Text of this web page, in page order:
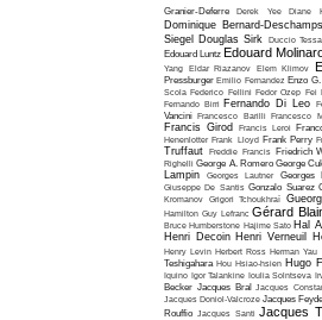
Granier-Deferre
Derek Yee Diane
Dominique Bernard-
Siegel
Douglas Sirk Duccio
Edouard Luntz Edouard
Yang Eldar Riazanov Elem Klimov
Pressburger Emilio Fernandez Enzo
Scola Federico Fellini Fedor Ozep Fei
Fernando Birri Fernando Di Leo
Vancini Francesco Barilli Francesco
Francis Girod Francis Leroi
Henenlotter Frank Lloyd Frank Perry
Truffaut Freddie Francis Friedrich
Righelli George A. Romero George
Lampin Georges Lautner
Georges
Giuseppe De Santis Gonzalo Suarez
Kromanov Grigori Tchoukhraï
Hamilton Guy Lefranc Gérard
Bruce Humberstone Hajime Sato Hal
Henri Decoin Henri Verneuil
Henry Levin Herbert Ross Herman Yau
Teshigahara Hou Hsiao-hsien Hugo
Iquino Igor Talankine Ioulia Solntseva
Becker Jacques Bral Jacques
Jacques Doniol-Valcroze Jacques
Rouffio Jacques Santi Jacques